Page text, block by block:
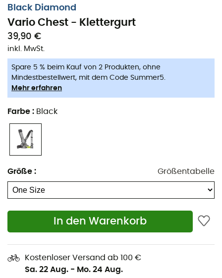
Black Diamond
Vario Chest - Klettergurt
39,90 €
inkl. MwSt.
Spare 5 % beim Kauf von 2 Produkten, ohne
Mindestbestellwert, mit dem Code Summer5.
Mehr erfahren
Farbe : Black
Größe : Größentabelle
In den Warenkorb
Kostenloser Versand ab 100 €
Sa. 22 Aug. - Mo. 24 Aug.